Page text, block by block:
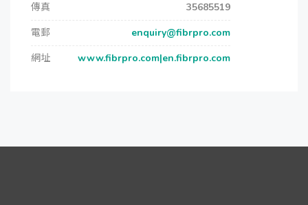
傳真
35685519
電郵
enquiry@fibrpro.com
網址
www.fibrpro.com|en.fibrpro.com